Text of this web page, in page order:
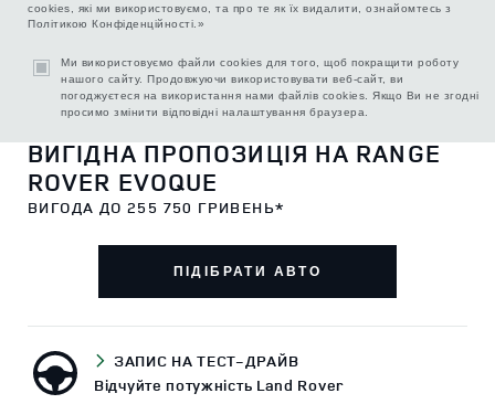
cookies, які ми використовуємо, та про те як їх видалити, ознайомтесь з
Політикою Конфіденційності.»
Ми використовуємо файли cookies для того, щоб покращити роботу
нашого сайту. Продовжуючи використовувати веб-сайт, ви
погоджуєтеся на використання нами файлів cookies. Якщо Ви не згодні
просимо змінити відповідні налаштування браузера.
ВИГІДНА ПРОПОЗИЦІЯ НА RANGE
ROVER EVOQUE
ВИГОДА ДО 255 750 ГРИВЕНЬ*
ПІДІБРАТИ АВТО
2 3 4 5 6
ЗАПИС НА ТЕСТ-ДРАЙВ
Відчуйте потужність Land Rover